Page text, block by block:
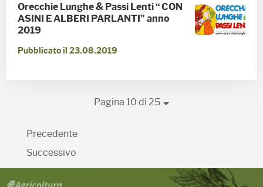
Orecchie Lunghe & Passi Lenti “ CON
ASINI E ALBERI PARLANTI” anno
2019
Pubblicato il 23.08.2019
Pagina 10 di 25
Precedente
Successivo